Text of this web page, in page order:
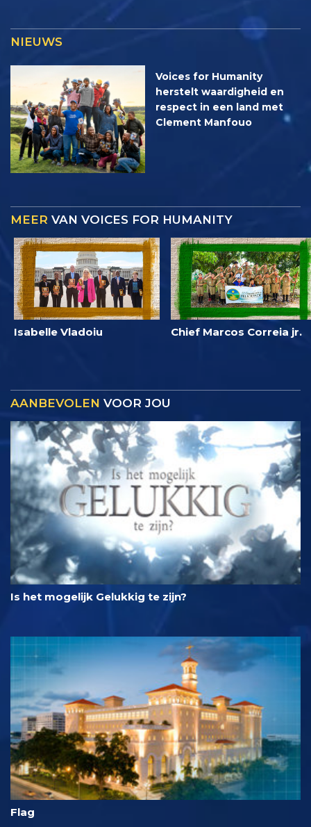
NIEUWS
Voices for Humanity
herstelt waardigheid en
respect in een land met
Clement Manfouo
MEER VAN VOICES FOR HUMANITY
Isabelle Vladoiu Chief Marcos Correia jr.
AANBEVOLEN VOOR JOU
Is het mogelijk Gelukkig te zijn?
Flag